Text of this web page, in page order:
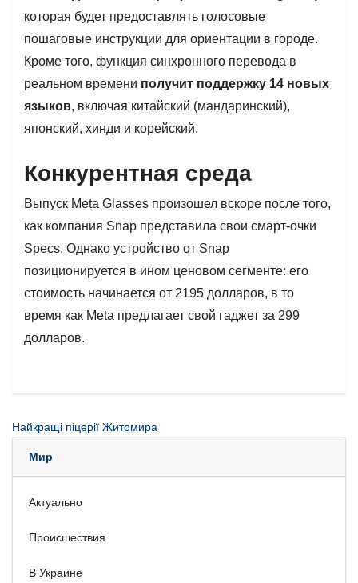
которая будет предоставлять голосовые
пошаговые инструкции для ориентации в городе.
Кроме того, функция синхронного перевода в
реальном времени получит поддержку 14 новых
языков, включая китайский (мандаринский),
японский, хинди и корейский.
Конкурентная среда
Выпуск Meta Glasses произошел вскоре после того,
как компания Snap представила свои смарт-очки
Specs. Однако устройство от Snap
позиционируется в ином ценовом сегменте: его
стоимость начинается от 2195 долларов, в то
время как Meta предлагает свой гаджет за 299
долларов.
Найкращі піцерії Житомира
Мир
Актуально
Происшествия
В Украине